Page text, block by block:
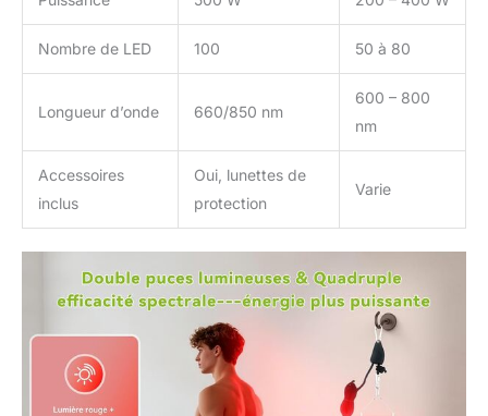
votre vie quotidienne
pour plus d'efficacité et
de gain de temps.
Nombre de LED 100 50 à 80
Longueur d’onde 660/850 nm
600 – 800
nm
Accessoires
inclus
Oui, lunettes de
protection
Varie